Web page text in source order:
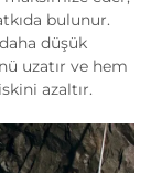
bulunur.
düşük
uzatır ve hem
azaltır.